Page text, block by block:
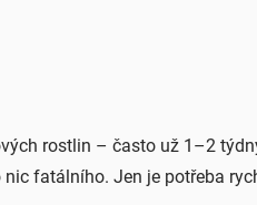
rostlin – často už 1–2
fatálního. Jen je potřeba